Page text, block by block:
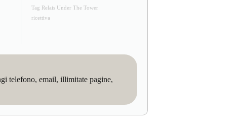
Tag Relais Under The Tower
ricettiva
telefono, email, illimitate pagine,